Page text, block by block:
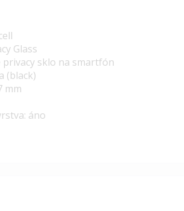
Glass
privacy sklo na smartfón
(black)
mm
áno